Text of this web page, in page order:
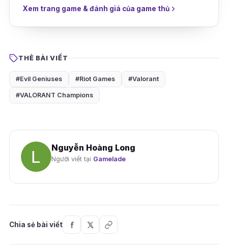
Xem trang game & đánh giá của game thủ
THẺ BÀI VIẾT
#Evil Geniuses #Riot Games #Valorant
#VALORANT Champions
Nguyễn Hoàng Long
Người viết tại Gamelade
Chia sẻ bài viết